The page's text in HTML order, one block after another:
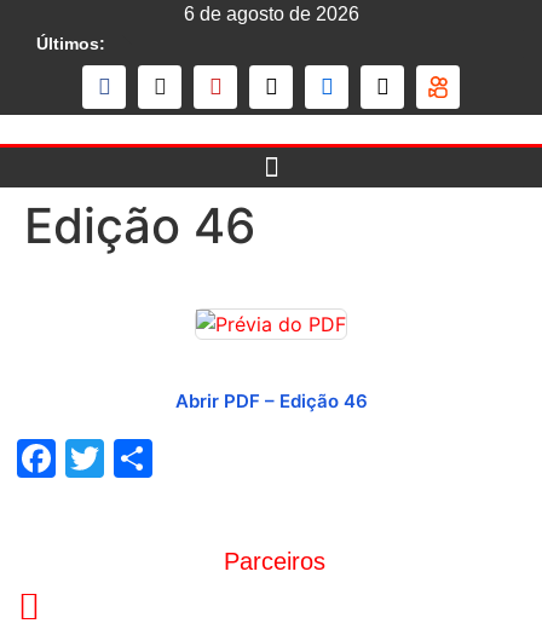
6 de agosto de 2026
Últimos:
Edição 46
Abrir PDF – Edição 46
Facebook
Twitter
Parceiros